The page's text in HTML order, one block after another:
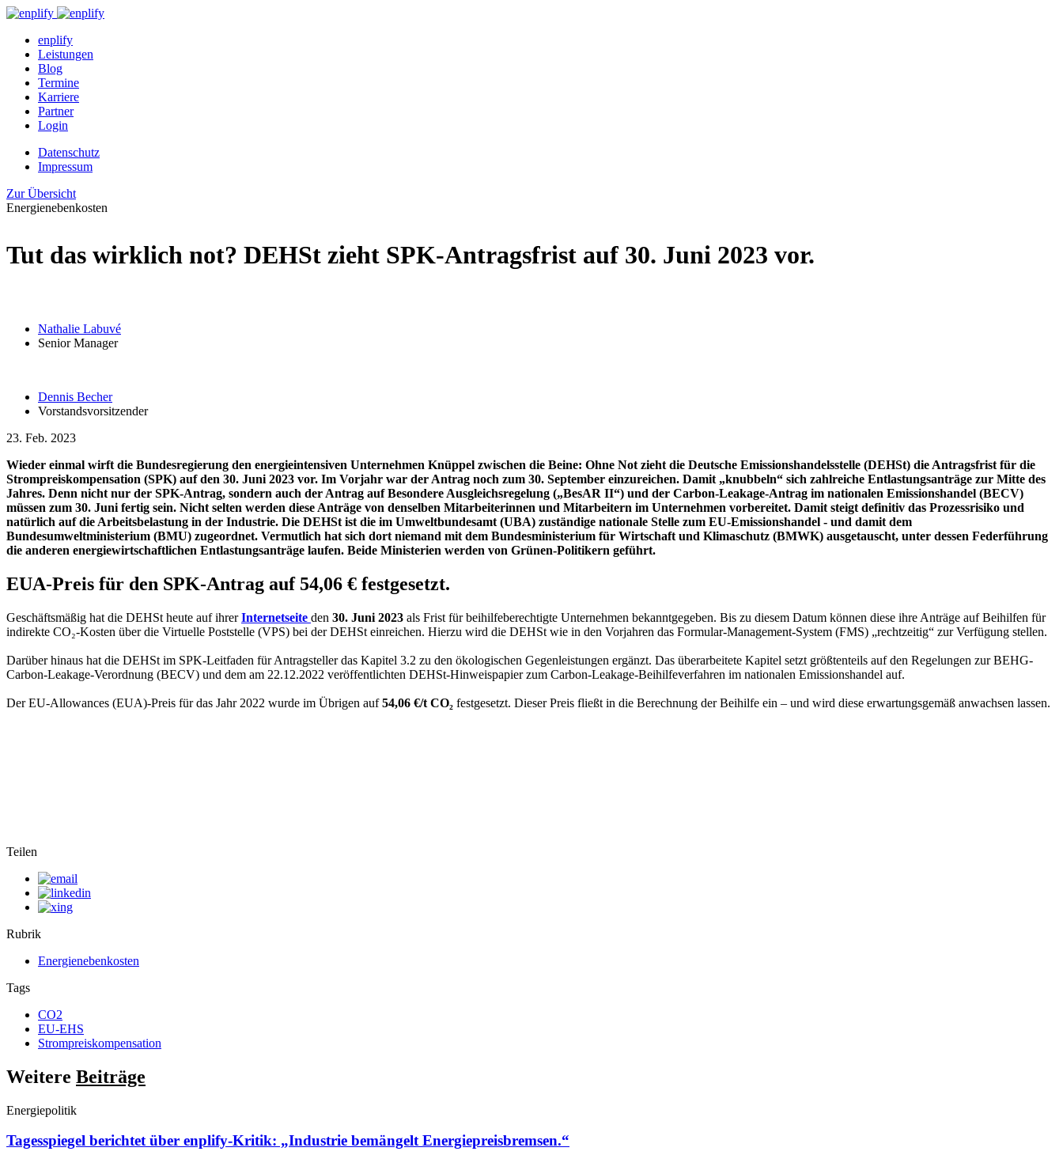
enplify
Leistungen
Blog
Termine
Karriere
Partner
Login
Datenschutz
Impressum
Zur Übersicht
Energienebenkosten
Tut das wirklich not? DEHSt zieht SPK-Antragsfrist auf 30. Juni 2023 vor.
Nathalie Labuvé
Senior Manager
Dennis Becher
Vorstandsvorsitzender
23. Feb. 2023
Wieder einmal wirft die Bundesregierung den energieintensiven Unternehmen Knüppel zwischen die Beine: Ohne Not zieht die Deutsche Emissionshandelsstelle (DEHSt) die Antragsfrist für die
Strompreiskompensation (SPK) auf den 30. Juni 2023 vor. Im Vorjahr war der Antrag noch zum 30. September einzureichen. Damit „knubbeln“ sich zahlreiche Entlastungsanträge zur Mitte des
Jahres. Denn nicht nur der SPK-Antrag, sondern auch der Antrag auf Besondere Ausgleichsregelung („BesAR II“) und der Carbon-Leakage-Antrag im nationalen Emissionshandel (BECV)
müssen zum 30. Juni fertig sein. Nicht selten werden diese Anträge von denselben Mitarbeiterinnen und Mitarbeitern im Unternehmen vorbereitet. Damit steigt definitiv das Prozessrisiko und
natürlich auf die Arbeitsbelastung in der Industrie. Die DEHSt ist die im Umweltbundesamt (UBA) zuständige nationale Stelle zum EU-Emissionshandel - und damit dem
Bundesumweltministerium (BMU) zugeordnet. Vermutlich hat sich dort niemand mit dem Bundesministerium für Wirtschaft und Klimaschutz (BMWK) ausgetauscht, unter dessen Federführung
die anderen energiewirtschaftlichen Entlastungsanträge laufen. Beide Ministerien werden von Grünen-Politikern geführt.
EUA-Preis für den SPK-Antrag auf 54,06 € festgesetzt.
Geschäftsmäßig hat die DEHSt heute auf ihrerInternetseite den 30. Juni 2023 als Frist für beihilfeberechtigte Unternehmen bekanntgegeben. Bis zu diesem Datum können diese ihre Anträge auf Beihilfen für
indirekte CO₂-Kosten über die Virtuelle Poststelle (VPS) bei der DEHSt einreichen. Hierzu wird die DEHSt wie in den Vorjahren das Formular-Management-System (FMS) „rechtzeitig“ zur Verfügung stellen.
Darüber hinaus hat die DEHSt im SPK-Leitfaden für Antragsteller das Kapitel 3.2 zu den ökologischen Gegenleistungen ergänzt. Das überarbeitete Kapitel setzt größtenteils auf den Regelungen zur BEHG-
Carbon-Leakage-Verordnung (BECV) und dem am 22.12.2022 veröffentlichten DEHSt-Hinweispapier zum Carbon-Leakage-Beihilfeverfahren im nationalen Emissionshandel auf.
Der EU-Allowances (EUA)-Preis für das Jahr 2022 wurde im Übrigen auf54,06 €/t CO₂ festgesetzt. Dieser Preis fließt in die Berechnung der Beihilfe ein – und wird diese erwartungsgemäß anwachsen lassen.
Teilen
Rubrik
Energienebenkosten
Tags
CO2
EU-EHS
Strompreiskompensation
Weitere Beiträge
Energiepolitik
Tagesspiegel berichtet über enplify-Kritik: „Industrie bemängelt Energiepreisbremsen.“